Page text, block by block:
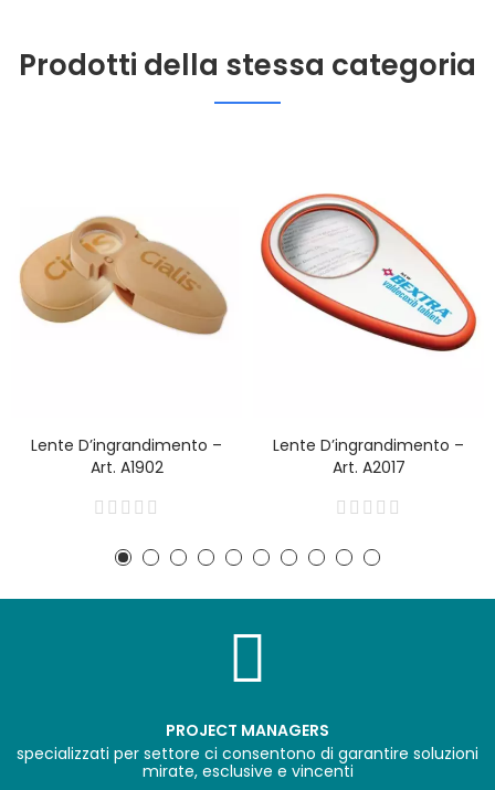
Prodotti della stessa categoria
Lente D’ingrandimento –
Art. A1902
Lente D’ingrandimento –
Art. A2017
PROJECT MANAGERS
specializzati per settore ci consentono di garantire soluzioni
mirate, esclusive e vincenti